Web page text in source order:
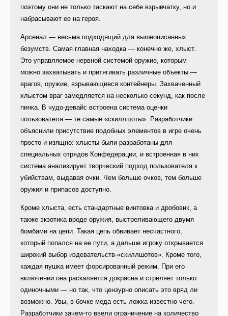
поэтому они не только таскают на себе взрывчатку, но и
набрасывают ее на героя.
Арсенал — весьма подходящий для вышеописанных
безумств. Самая главная находка — конечно же, хлыст.
Это управляемое нервной системой оружие, которым
можно захватывать и притягивать различные объекты —
врагов, оружие, взрывающиеся контейнеры. Захваченный
хлыстом враг замедляется на несколько секунд, как после
пинка. В чудо-девайс встроена система оценки
пользователя — те самые «скиллшоты». Разработчики
объяснили присутствие подобных элементов в игре очень
просто и изящно: хлысты были разработаны для
специальных отрядов Конфедерации, и встроенная в них
система анализирует творческий подход пользователя к
убийствам, выдавая очки. Чем больше очков, тем больше
оружия и припасов доступно.
Кроме хлыста, есть стандартные винтовка и дробовик, а
также экзотика вроде оружия, выстреливающего двумя
бомбами на цепи. Такая цепь обвивает несчастного,
который попался на ее пути, а дальше игроку открывается
широкий выбор издевательств-«скиллшотов». Кроме того,
каждая пушка имеет форсированный режим. При его
включении она раскаляется докрасна и стреляет только
одиночными — но так, что цензурно описать это вряд ли
возможно. Увы, в бочке меда есть ложка известно чего.
Разработчики зачем-то ввели ограничение на количество